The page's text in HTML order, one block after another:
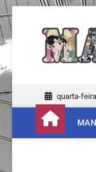
Skip
content
quarta-